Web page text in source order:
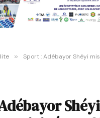
» Sport : Adébayor Shéyi mis en retraite